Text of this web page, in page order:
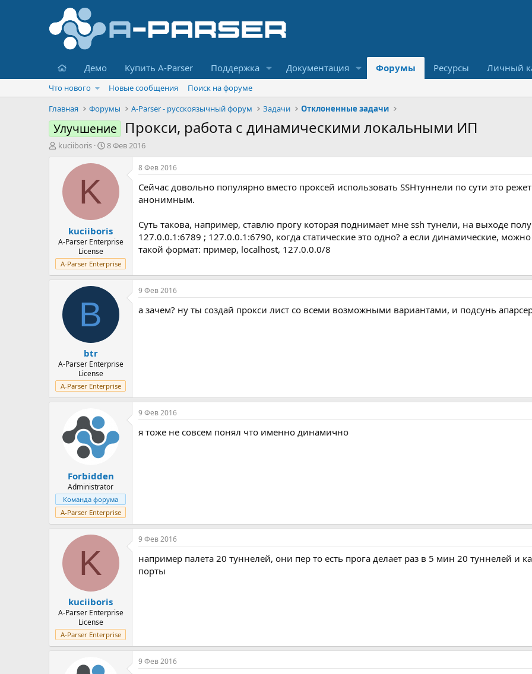
Главная
Демо Купить A-Parser Поддержка Документация Форумы Ресурсы Личный
Что нового Новые сообщения
Поиск на форуме
Главная
Форумы A-Parser - русскоязычный форум Задачи Отклоненные задачи
Улучшение Прокси, работа с динамическими локальными ИП
А
kuciiboris
Д
т
л
а
8 Фев 2016
K
kuciiboris
A-Parser Enterprise
License
A-Parser Enterprise
8 Фев 2016
Сейчас довольно популярно вместо проксей использовать SSHтуннели по сути это
анонимным.
Суть такова, например, ставлю прогу которая поднимает мне ssh тунели, на выходе
127.0.0.1:6789 ; 127.0.0.1:6790, когда статические это одно? а если динамические,
такой формат: пример, localhost, 127.0.0.0/8
B
btr
A-Parser Enterprise
License
A-Parser Enterprise
9 Фев 2016
а зачем? ну ты создай прокси лист со всеми возможными вариантами, и подсунь
Forbidden
Administrator
Команда форума
A-Parser Enterprise
9 Фев 2016
я тоже не совсем понял что именно динамично
K
kuciiboris
A-Parser Enterprise
License
A-Parser Enterprise
9 Фев 2016
например палета 20 туннелей, они пер то есть прога делает раз в 5 мин 20 туннелей и
порты
9 Фев 2016